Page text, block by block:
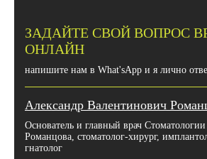
ЗАДАЙТЕ СВОЙ ВОПРОС
ОНЛАЙН
напишите нам в What'sApp и я лично
Александр Валентинович
Основатель и главный врач Стоматологии
Романцова, стоматолог-хирург,
гнатолог